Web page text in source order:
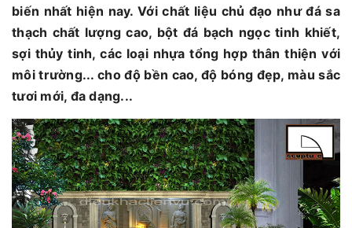
biến nhất hiện nay. Với chất liệu chủ đạo như đá sa
thạch chất lượng cao, bột đá bạch ngọc tinh khiết,
sợi thủy tinh, các loại nhựa tổng hợp thân thiện với
môi trường... cho độ bền cao, độ bóng đẹp, màu sắc
tươi mới, đa dạng...